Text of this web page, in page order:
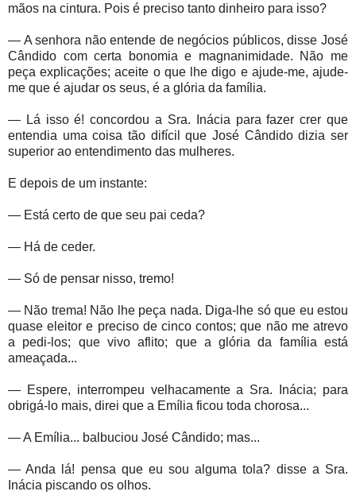
mãos na cintura. Pois é preciso tanto dinheiro para isso?
— A senhora não entende de negócios públicos, disse José
Cândido com certa bonomia e magnanimidade. Não me
peça explicações; aceite o que lhe digo e ajude-me, ajude-
me que é ajudar os seus, é a glória da família.
— Lá isso é! concordou a Sra. Inácia para fazer crer que
entendia uma coisa tão difícil que José Cândido dizia ser
superior ao entendimento das mulheres.
E depois de um instante:
— Está certo de que seu pai ceda?
— Há de ceder.
— Só de pensar nisso, tremo!
— Não trema! Não lhe peça nada. Diga-lhe só que eu estou
quase eleitor e preciso de cinco contos; que não me atrevo
a pedi-los; que vivo aflito; que a glória da família está
ameaçada...
— Espere, interrompeu velhacamente a Sra. Inácia; para
obrigá-lo mais, direi que a Emília ficou toda chorosa...
— A Emília... balbuciou José Cândido; mas...
— Anda lá! pensa que eu sou alguma tola? disse a Sra.
Inácia piscando os olhos.